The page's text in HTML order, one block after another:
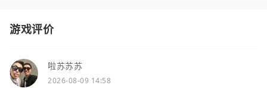
游戏评价
啦苏苏苏
2026-08-09 14:58